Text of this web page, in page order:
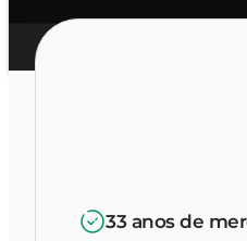
33 anos de